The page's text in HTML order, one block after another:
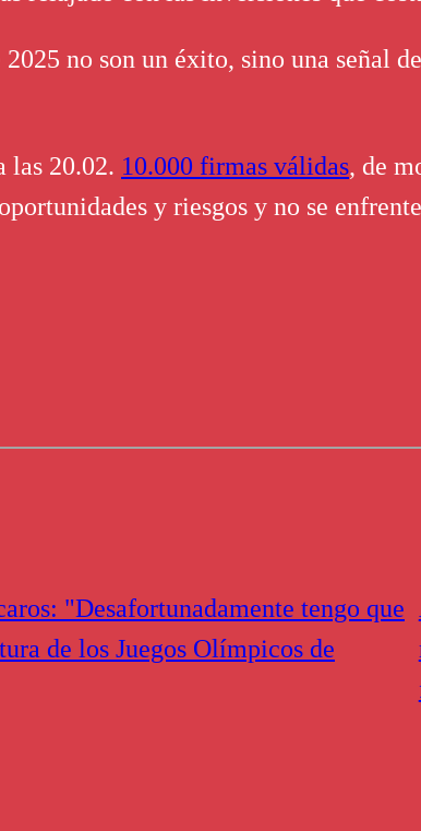
no son un éxito, sino una señal
las 20.02. 10.000 firmas válidas, de
y riesgos y no se
"Desafortunadamente tengo que
de los Juegos Olímpicos de